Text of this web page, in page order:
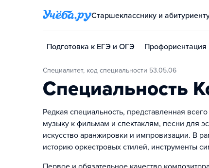
Старшекласснику и
Подготовка к ЕГЭ и ОГЭ Профориентация
Специалитет, код специальности 53.05.06
Специальность
Редкая специальность, представленная
музыку к фильмам и спектаклям, песни для
искусство аранжировки и импровизации. В
историю оркестровых стилей, инструменты